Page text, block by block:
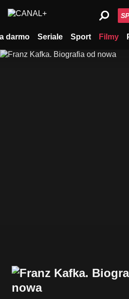
darmo Seriale Sport Filmy